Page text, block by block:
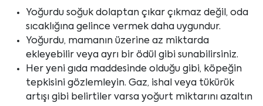
Yoğurdu soğuk dolaptan çıkar çıkmaz değil, oda
sıcaklığına gelince vermek daha uygundur.
Yoğurdu, mamanın üzerine az miktarda
ekleyebilir veya ayrı bir ödül gibi sunabilirsiniz.
Her yeni gıda maddesinde olduğu gibi, köpeğin
tepkisini gözlemleyin. Gaz, ishal veya tükürük
artışı gibi belirtiler varsa yoğurt miktarını azaltın